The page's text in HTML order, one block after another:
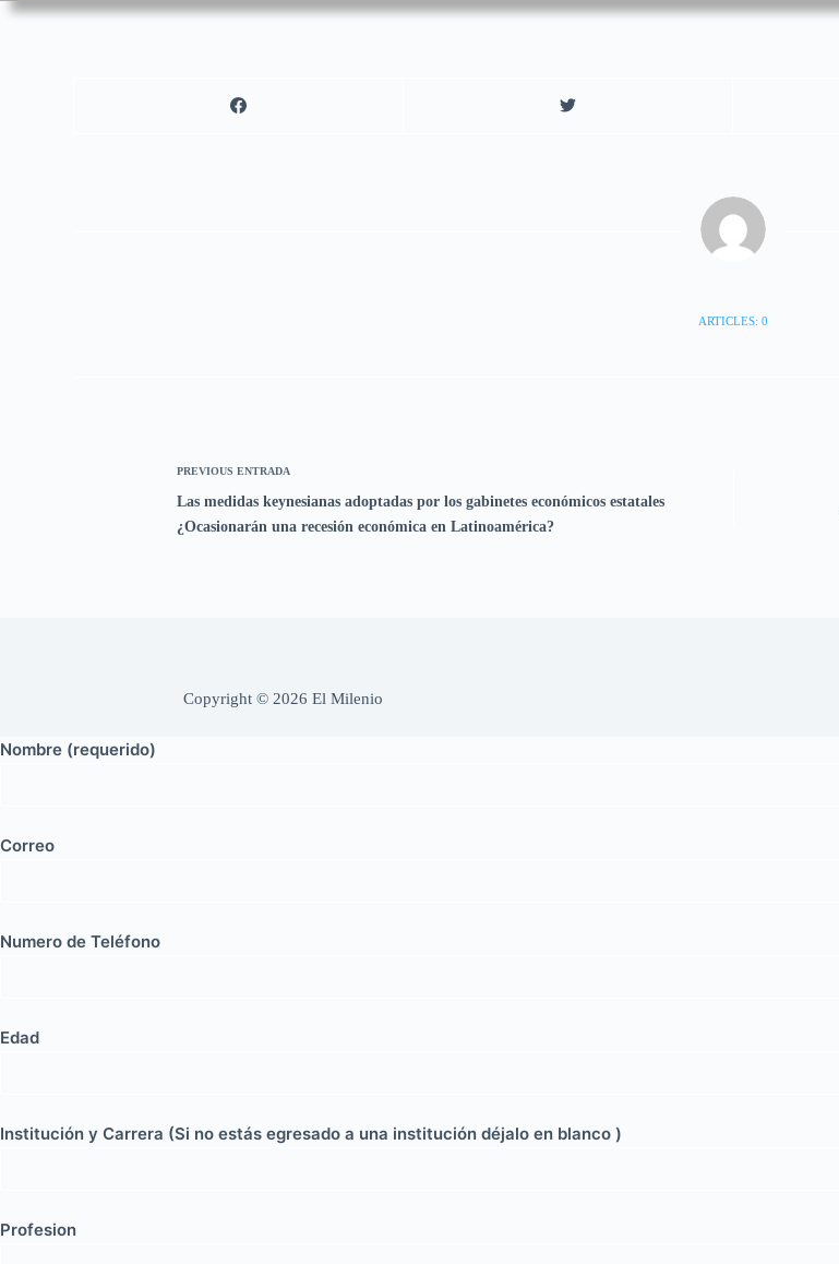
ARTICLES: 0
PREVIOUSENTRADA
Las medidas keynesianas adoptadas por los gabinetes económicos estatales
¿Ocasionarán una recesión económica en Latinoamérica?
Copyright © 2026 El Milenio
Nombre (requerido)
Correo
Numero de Teléfono
Edad
Institución y Carrera (Si no estás egresado a una institución déjalo en blanco )
Profesion